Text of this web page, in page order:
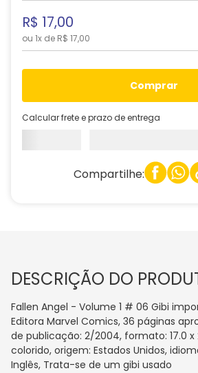
R$ 17,00
ou 1x de R$ 17,00
comprar
Calcular frete e prazo de entrega
Compartilhe:
DESCRIÇÃO DO
Fallen Angel - Volume 1 # 06 Gibi
Editora Marvel Comics, 36 páginas
de publicação: 2/2004, formato: 17.0 x
colorido, origem: Estados Unidos,
Inglês, Trata-se de um gibi usado